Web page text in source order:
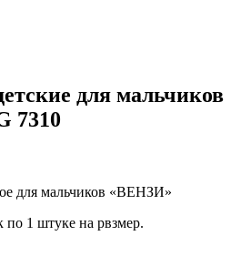
для мальчиков
7310
для мальчиков «ВЕНЗИ»
по 1 штуке на рвзмер.